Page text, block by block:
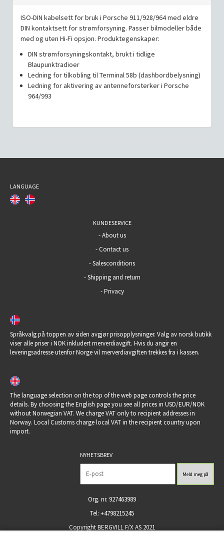
ISO-DIN kabelsett for bruk i Porsche 911/928/964 med eldre
DIN kontaktsett for strømforsyning. Passer bilmodeller både
med og uten Hi-Fi opsjon. Produktegenskaper:
DIN strømforsyningskontakt, brukt i tidlige
Blaupunktradioer
Ledning for tilkobling til Terminal 58b (dashbordbelysning)
Ledning for aktivering av antenneforsterker i Porsche
964/993
LANGUAGE
KUNDESERVICE
-About us
-Contact us
-Salesconditions
-Shipping and return
-Privacy
Språkvalg på toppen av siden avgjør prisopplysninger. Valg av norsk butikk
viser alle priser i NOK inkludert merverdiavgift. Hvis du angir en
leveringsadresse utenfor Norge vil merverdiavgiften trekkes fra i kassen.
The language selection on the top of the web page controls the price
details. By choosing the English page you see all prices in USD/EUR/NOK
without Norwegian VAT. We charge VAT only to recipient addresses in
Norway. Local Customs charge local VAT in the recipient country upon
import.
NYHETSBREV
Org. nr. 927463989
Tel: +4798215245
Copyright BERGVILL F/X AS 2021